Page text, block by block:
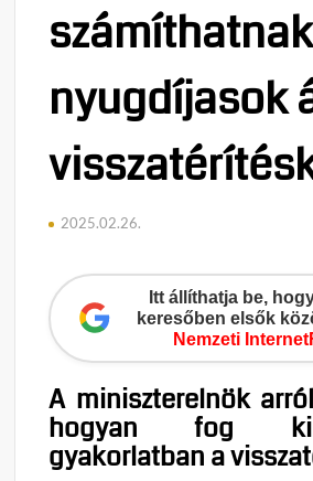
nyugdíjasok
2025.02.26.
Itt állíthatja be,
keresőben elsők
Nemzeti
A miniszterelnök
hogyan fog
gyakorlatban a